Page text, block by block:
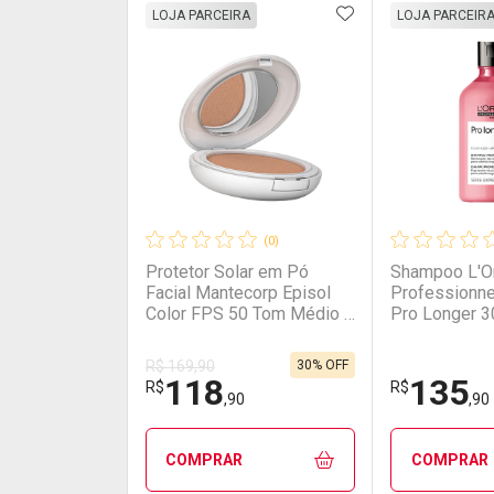
FECHAR
Laboratório
Ativar Desconto
Comprar sem Desconto
FECHAR
Por Menos
Comprar sem Desconto
Ativar
Comprar
Por
Comprar
(0)
Protetor Solar em Pó
Facial Mantecorp Episol
Color FPS 50 Tom Médio 3
LOJA PARCEIRA
R$ 169,90
R$118,90
30% OFF
ADICIONAR AOS
COMPRAR
Shampoo
Pro Longer
LOJA PARCEIRA
R$135,90
COMPRAR